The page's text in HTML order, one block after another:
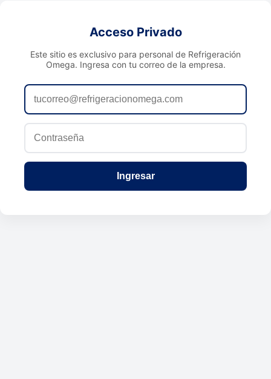
Acceso Privado
Este sitio es exclusivo para personal de Refrigeración
Omega. Ingresa con tu correo de la empresa.
Ingresar